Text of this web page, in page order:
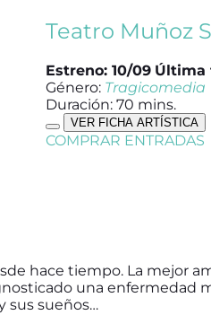
Teatro Muñoz
Estreno: 10/09 Última
Género: Tragicomedia
Duración: 70 mins.
VER FICHA ARTÍSTICA
COMPRAR ENTRADAS
hace tiempo. La mejor
una enfermedad
sus sueños…